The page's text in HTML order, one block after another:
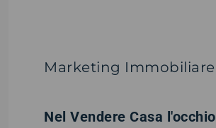
Marketing Immobiliare
Nel Vendere Casa l'occhio